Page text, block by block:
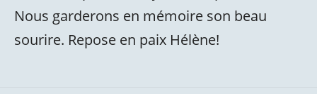
Nous garderons en mémoire son beau
sourire. Repose en paix Hélène!